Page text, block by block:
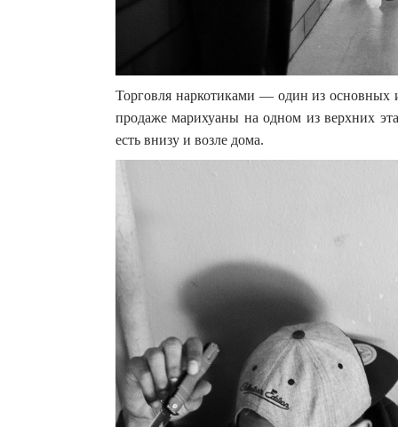
Торговля наркотиками — один из основных
продаже марихуаны на одном из верхних
есть внизу и возле дома.